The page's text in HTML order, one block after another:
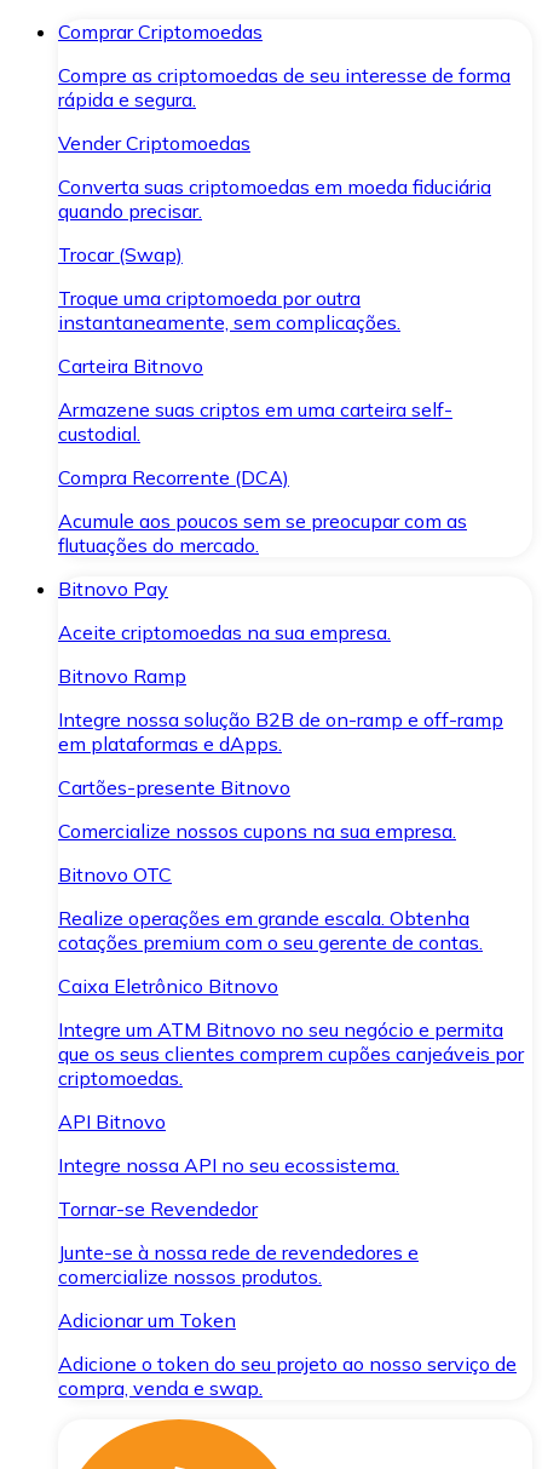
Comprar Criptomoedas
Compre as criptomoedas de seu interesse de forma
rápida e segura.
Vender Criptomoedas
Converta suas criptomoedas em moeda fiduciária
quando precisar.
Trocar (Swap)
Troque uma criptomoeda por outra
instantaneamente, sem complicações.
Carteira Bitnovo
Armazene suas criptos em uma carteira self-
custodial.
Compra Recorrente (DCA)
Acumule aos poucos sem se preocupar com as
flutuações do mercado.
Bitnovo Pay
Aceite criptomoedas na sua empresa.
Bitnovo Ramp
Integre nossa solução B2B de on-ramp e off-ramp
em plataformas e dApps.
Cartões-presente Bitnovo
Comercialize nossos cupons na sua empresa.
Bitnovo OTC
Realize operações em grande escala. Obtenha
cotações premium com o seu gerente de contas.
Caixa Eletrônico Bitnovo
Integre um ATM Bitnovo no seu negócio e permita
que os seus clientes comprem cupões canjeáveis por
criptomoedas.
API Bitnovo
Integre nossa API no seu ecossistema.
Tornar-se Revendedor
Junte-se à nossa rede de revendedores e
comercialize nossos produtos.
Adicionar um Token
Adicione o token do seu projeto ao nosso serviço de
compra, venda e swap.